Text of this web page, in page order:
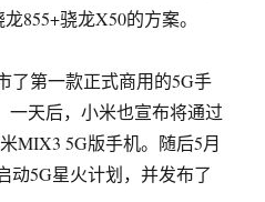
855+骁龙X50的方案。
了第一款正式商用的5G手
天后，小米也宣布将通过
MIX3 5G版手机。随后5月
动5G星火计划，并发布了